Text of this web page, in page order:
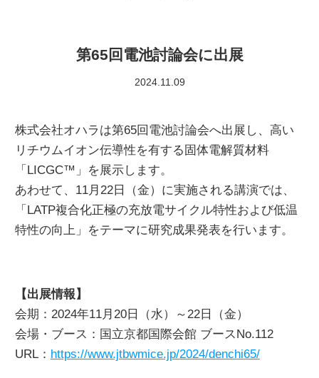
IR情報
お問い合わせ
カタログダウンロード
第65回電池討論会に出展
2024.11.09
株式会社オハラは第65回電池討論会へ出展し、高い
リチウムイオン伝導性を有する固体電解質材料
「LICGC™」を展示します。
あわせて、11月22日（金）に実施される講演では、
「LATP複合化正極の充放電サイクル特性および低温
特性の向上」をテーマに研究成果発表を行います。
【出展情報】
会期：2024年11月20日（水）～22日（金）
会場・ブース：国立京都国際会館 ブースNo.112
URL： https://www.jtbwmice.jp/2024/denchi65/